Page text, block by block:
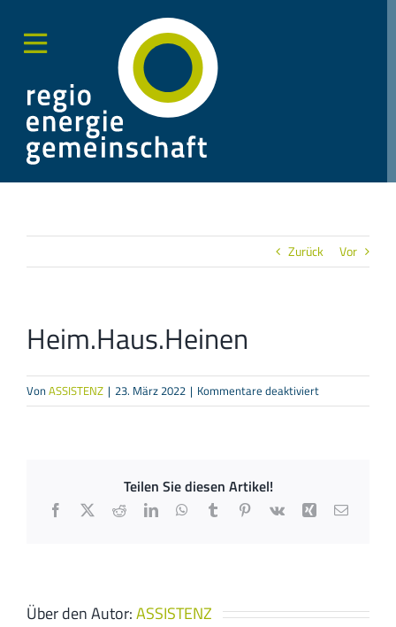
Inhalt
springen
Zurück Vor
Heim.Haus.Heinen
VonASSISTENZ | 23. März 2022 | Kommentare deaktiviertfür
Teilen Sie diesen Artikel!
Facebook
X RedditLinkedInWhatsApp
TumblrPinterest
Vk Xing E-
Über den Autor:ASSISTENZ
Sliding